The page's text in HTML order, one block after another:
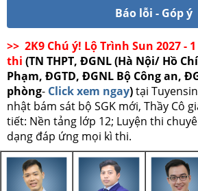
Báo lỗi - Góp ý
>> 2K9 Chú ý! Lộ Trình Sun 2027 -
thi (TN THPT, ĐGNL (Hà Nội/ Hồ
Phạm, ĐGTD, ĐGNL Bộ Công an,
phòng- Click xem ngay)tại
nhật bám sát bộ SGK mới, Thầy Cô
tiết: Nền tảng lớp 12; Luyện thi
dạng đáp ứng mọi kì thi.